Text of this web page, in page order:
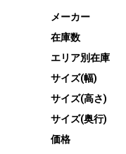
プリンター
コートハ
傘立て
食器棚・
オフィス
カウンター
センター
カフェテー
ソファ
シェルフ
ダストボ
インテリ
冷蔵庫・洗
空気清浄機
電子レンジ
液晶テレ
エアコン
照明機器
季節家電
その他キ
メーカー
在庫数
エリア別在庫
サイズ(幅)
サイズ(高さ)
サイズ(奥行)
価格